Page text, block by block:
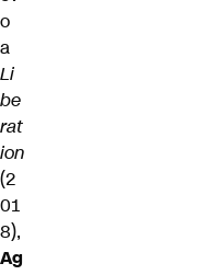
o
a
Li
be
rat
ion
(2
01
8),
Ag